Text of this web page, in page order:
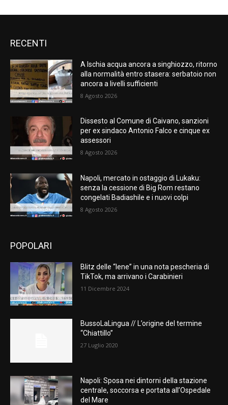
RECENTI
A Ischia acqua ancora a singhiozzo, ritorno
alla normalità entro stasera: serbatoio non
ancora a livelli sufficienti
8 Agosto 2026
Dissesto al Comune di Caivano, sanzioni
per ex sindaco Antonio Falco e cinque ex
assessori
8 Agosto 2026
Napoli, mercato in ostaggio di Lukaku:
senza la cessione di Big Rom restano
congelati Badiashile e i nuovi colpi
8 Agosto 2026
POPOLARI
Blitz delle “Iene” in una nota pescheria di
TikTok, ma arrivano i Carabinieri
11 Dicembre 2024
BussoLaLingua // L’origine del termine
“Chiattillo”
27 Luglio 2020
Napoli: Sposa nei dintorni della stazione
centrale, soccorsa e portata all’Ospedale
del Mare